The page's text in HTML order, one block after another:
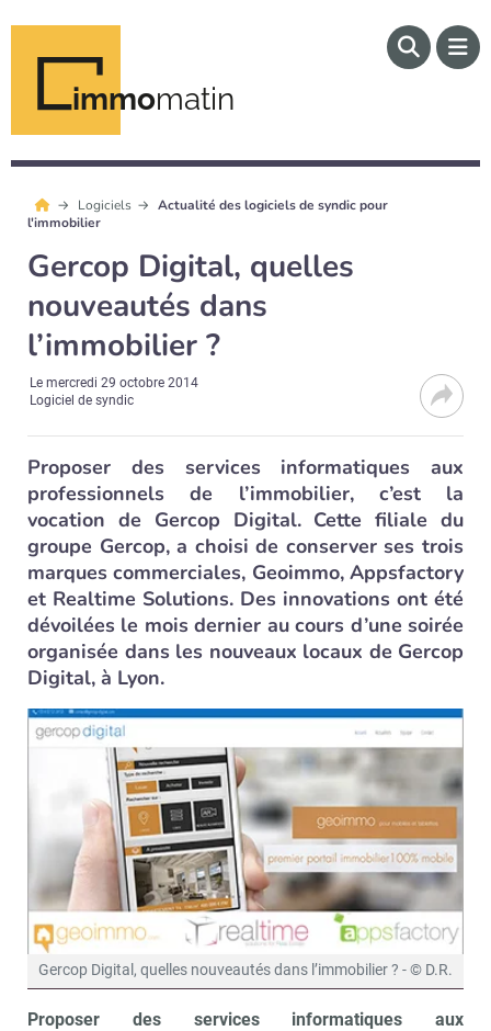
immomatin
Logiciels
Actualité des logiciels de syndic pour
l'immobilier
Gercop Digital, quelles
nouveautés dans
l’immobilier ?
Lemercredi 29 octobre 2014
Logiciel de syndic
Proposer des services informatiques aux
professionnels de l’immobilier, c’est la
vocation de Gercop Digital. Cette filiale du
groupe Gercop, a choisi de conserver ses trois
marques commerciales, Geoimmo, Appsfactory
et Realtime Solutions. Des innovations ont été
dévoilées le mois dernier au cours d’une soirée
organisée dans les nouveaux locaux de Gercop
Digital, à Lyon.
Gercop Digital, quelles nouveautés dans l’immobilier ? - © D.R.
Proposer des services informatiques aux